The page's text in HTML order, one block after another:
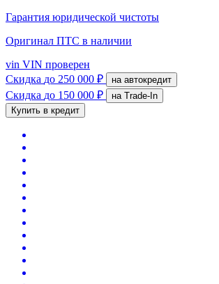
Гарантия юридической чистоты
Оригинал ПТС в наличии
vin VIN проверен
Скидка до 250 000 ₽ на автокредит
Скидка до 150 000 ₽
на Trade-In
Купить в кредит